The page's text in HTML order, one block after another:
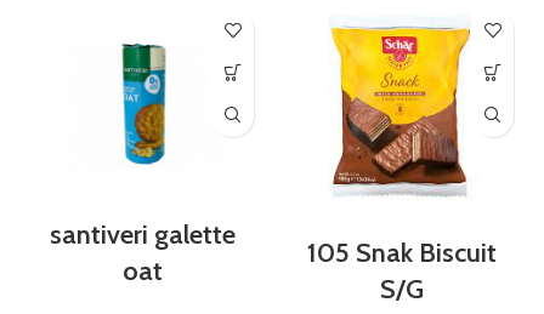
santiveri galette
oat
105 Snak Biscuit
S/G